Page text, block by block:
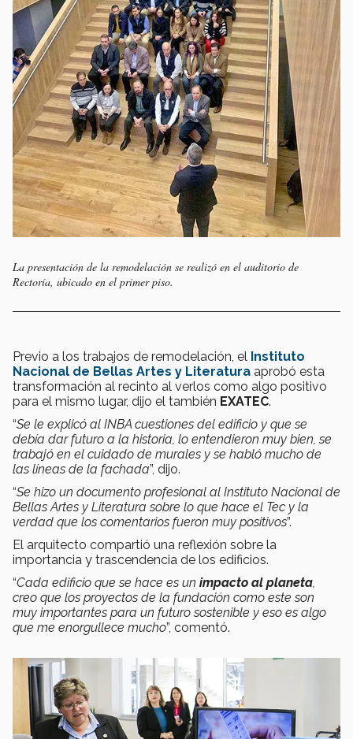
La presentación de la remodelación se realizó en el auditorio de
Rectoría, ubicado en el primer piso.
Previo a los trabajos de remodelación, el Instituto
Nacional de Bellas Artes y Literatura aprobó esta
transformación al recinto al verlos como algo positivo
para el mismo lugar, dijo el también EXATEC.
“Se le explicó al INBA cuestiones del edificio y que se
debía dar futuro a la historia, lo entendieron muy bien, se
trabajó en el cuidado de murales y se habló mucho de
las líneas de la fachada”, dijo.
“Se hizo un documento profesional al Instituto Nacional de
Bellas Artes y Literatura sobre lo que hace el Tec y la
verdad que los comentarios fueron muy positivos”.
El arquitecto compartió una reflexión sobre la
importancia y trascendencia de los edificios.
“Cada edificio que se hace es un impacto al planeta
creo que los proyectos de la fundación como este son
muy importantes para un futuro sostenible y eso es algo
que me enorgullece mucho”, comentó.